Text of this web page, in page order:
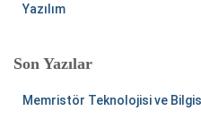
Yazılım
Son Yazılar
Memristör Teknolojisi ve